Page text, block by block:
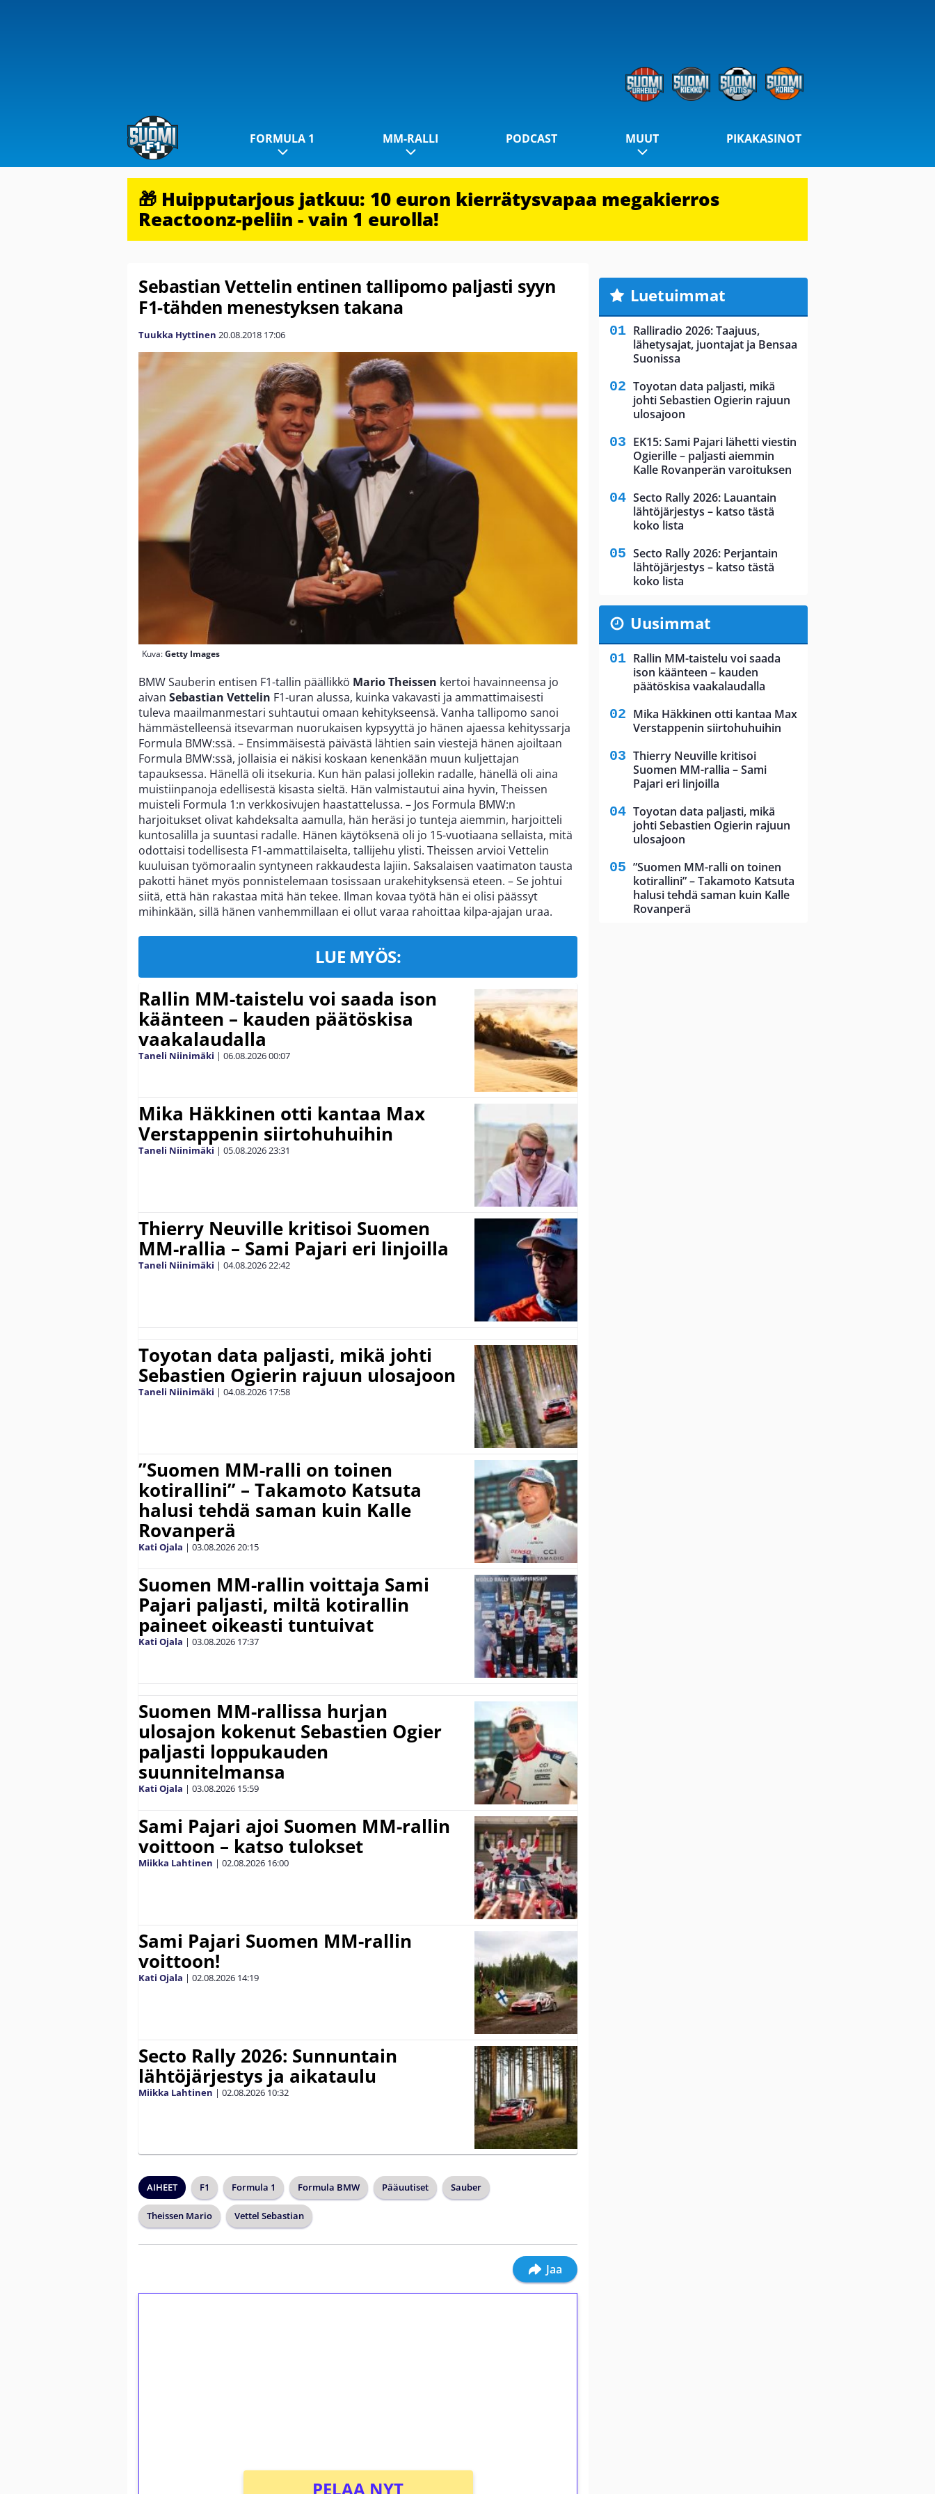
FORMULA 1 MM-RALLI PODCAST MUUT PIKAKASINOT
🎁 Huipputarjous jatkuu: 10 euron kierrätysvapaa megakierros
Reactoonz-peliin - vain 1 eurolla!
Sebastian Vettelin entinen tallipomo paljasti syyn
F1-tähden menestyksen takana
Tuukka Hyttinen 20.08.2018 17:06
Kuva:Getty Images
BMW Sauberin entisen F1-tallin päällikkö Mario Theissen kertoi havainneensa jo
aivan Sebastian Vettelin F1-uran alussa, kuinka vakavasti ja ammattimaisesti
tuleva maailmanmestari suhtautui omaan kehitykseensä. Vanha tallipomo sanoi
hämmästelleensä itsevarman nuorukaisen kypsyyttä jo hänen ajaessa kehityssarja
Formula BMW:ssä. – Ensimmäisestä päivästä lähtien sain viestejä hänen ajoiltaan
Formula BMW:ssä, jollaisia ei näkisi koskaan kenenkään muun kuljettajan
tapauksessa. Hänellä oli itsekuria. Kun hän palasi jollekin radalle, hänellä oli aina
muistiinpanoja edellisestä kisasta sieltä. Hän valmistautui aina hyvin, Theissen
muisteli Formula 1:n verkkosivujen haastattelussa. – Jos Formula BMW:n
harjoitukset olivat kahdeksalta aamulla, hän heräsi jo tunteja aiemmin, harjoitteli
kuntosalilla ja suuntasi radalle. Hänen käytöksenä oli jo 15-vuotiaana sellaista, mitä
odottaisi todellisesta F1-ammattilaiselta, tallijehu ylisti. Theissen arvioi Vettelin
kuuluisan työmoraalin syntyneen rakkaudesta lajiin. Saksalaisen vaatimaton tausta
pakotti hänet myös ponnistelemaan tosissaan urakehityksensä eteen. – Se johtui
siitä, että hän rakastaa mitä hän tekee. Ilman kovaa työtä hän ei olisi päässyt
mihinkään, sillä hänen vanhemmillaan ei ollut varaa rahoittaa kilpa-ajajan uraa.
LUE MYÖS:
Rallin MM-taistelu voi saada ison
käänteen – kauden päätöskisa
vaakalaudalla
Taneli Niinimäki | 06.08.202600:07
Mika Häkkinen otti kantaa Max
Verstappenin siirtohuhuihin
Taneli Niinimäki | 05.08.202623:31
Thierry Neuville kritisoi Suomen
MM-rallia – Sami Pajari eri linjoilla
Taneli Niinimäki | 04.08.202622:42
Toyotan data paljasti, mikä johti
Sebastien Ogierin rajuun ulosajoon
Taneli Niinimäki | 04.08.2026 17:58
”Suomen MM-ralli on toinen
kotirallini” – Takamoto Katsuta
halusi tehdä saman kuin Kalle
Rovanperä
Kati Ojala | 03.08.202620:15
Suomen MM-rallin voittaja Sami
Pajari paljasti, miltä kotirallin
paineet oikeasti tuntuivat
Kati Ojala | 03.08.2026 17:37
Suomen MM-rallissa hurjan
ulosajon kokenut Sebastien Ogier
paljasti loppukauden
suunnitelmansa
Kati Ojala | 03.08.2026 15:59
Sami Pajari ajoi Suomen MM-rallin
voittoon – katso tulokset
Miikka Lahtinen | 02.08.2026 16:00
Sami Pajari Suomen MM-rallin
voittoon!
Kati Ojala | 02.08.2026 14:19
Secto Rally 2026: Sunnuntain
lähtöjärjestys ja aikataulu
Miikka Lahtinen | 02.08.2026 10:32
AIHEET F1 Formula 1 Formula BMW Pääuutiset Sauber
Theissen Mario Vettel Sebastian
Jaa
PELAA NYT
Luetuimmat
Ralliradio 2026: Taajuus,
lähetysajat, juontajat ja Bensaa
Suonissa
Toyotan data paljasti, mikä
johti Sebastien Ogierin rajuun
ulosajoon
EK15: Sami Pajari lähetti viestin
Ogierille – paljasti aiemmin
Kalle Rovanperän varoituksen
Secto Rally 2026: Lauantain
lähtöjärjestys – katso tästä
koko lista
Secto Rally 2026: Perjantain
lähtöjärjestys – katso tästä
koko lista
Uusimmat
Rallin MM-taistelu voi saada
ison käänteen – kauden
päätöskisa vaakalaudalla
Mika Häkkinen otti kantaa Max
Verstappenin siirtohuhuihin
Thierry Neuville kritisoi
Suomen MM-rallia – Sami
Pajari eri linjoilla
Toyotan data paljasti, mikä
johti Sebastien Ogierin rajuun
ulosajoon
”Suomen MM-ralli on toinen
kotirallini” – Takamoto Katsuta
halusi tehdä saman kuin Kalle
Rovanperä